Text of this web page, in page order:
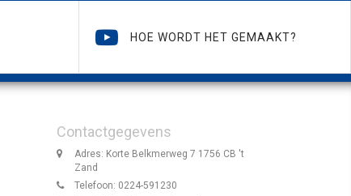
HOE WORDT HET GEMAAKT?
Contactgegevens
Adres: Korte Belkmerweg 7 1756 CB 't
Zand
Telefoon: 0224-591230